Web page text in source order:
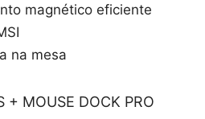
magnético eficiente
na mesa
+ MOUSE DOCK PRO